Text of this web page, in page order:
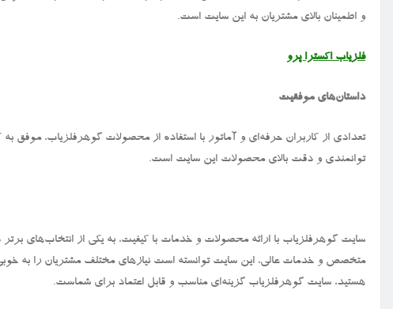
و اطمینان بالای مشتریان به این سایت است.
فلزیاب اکسترا پرو
داستان‌های موفقیت
تعدادی از کاربران حرفه‌ای و آماتور با استفاده از محصولات گوهرفلزیاب، موفق
توانمندی و دقت بالای محصولات این سایت است.
سایت گوهرفلزیاب با ارائه محصولات و خدمات با کیفیت، به یکی از انتخاب‌های
متخصص و خدمات عالی، این سایت توانسته است نیازهای مختلف مشتریان را به
هستید، سایت گوهرفلزیاب گزینه‌ای مناسب و قابل اعتماد برای شماست.